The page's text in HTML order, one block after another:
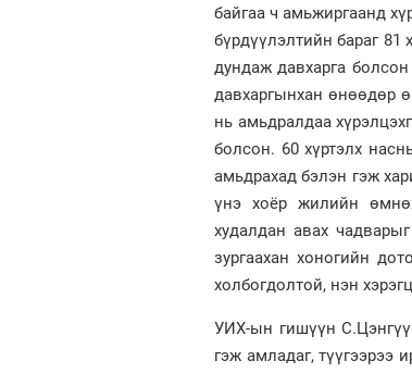
байгаа ч амьжиргаанд
бүрдүүлэлтийн бараг
дундаж давхарга
давхаргынхан өнөөдөр
нь амьдралдаа
болсон. 60 хүртэлх
амьдрахад бэлэн гэж
үнэ хоёр жилийн
худалдан авах
зургаахан хоногийн
холбогдолтой, нэн
УИХ-ын гишүүн
гэж амладаг, түүгээрээ